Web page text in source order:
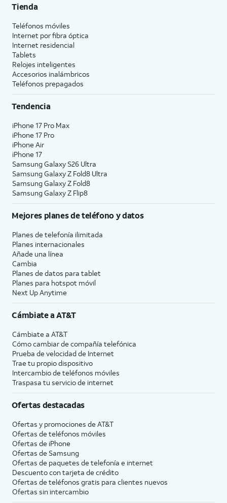
Tienda
Teléfonos móviles
Internet por fibra óptica
Internet residencial
Tablets
Relojes inteligentes
Accesorios inalámbricos
Teléfonos prepagados
Tendencia
iPhone 17 Pro Max
iPhone 17 Pro
iPhone Air
iPhone 17
Samsung Galaxy S26 Ultra
Samsung Galaxy Z Fold8 Ultra
Samsung Galaxy Z Fold8
Samsung Galaxy Z Flip8
Mejores planes de teléfono y datos
Planes de telefonía ilimitada
Planes internacionales
Añade una línea
Cambia
Planes de datos para tablet
Planes para hotspot móvil
Next Up Anytime
Cámbiate aAT&T
Cámbiate a AT&T
Cómo cambiar de compañía telefónica
Prueba de velocidad de Internet
Trae tu propio dispositivo
Intercambio de teléfonos móviles
Traspasa tu servicio de internet
Ofertas destacadas
Ofertas y promociones de AT&T
Ofertas de teléfonos móviles
Ofertas de iPhone
Ofertas de Samsung
Ofertas de paquetes de telefonía e internet
Descuento con tarjeta de crédito
Ofertas de teléfonos gratis para clientes nuevos
Ofertas sin intercambio